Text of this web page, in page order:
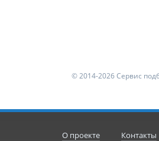
© 2014-2026 Сервис
О проекте Контакты